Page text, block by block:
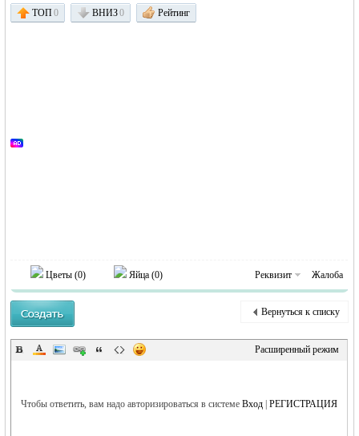
Германии -
RU
ТОП0 ВНИЗ0 Рейтинг
Цветы (0) Яйца (0) Реквизит Жалоба
Вернуться к списку
Расширенный режим
Чтобы ответить, вам надо авторизироваться в системеВход |РЕГИСТРАЦИЯ